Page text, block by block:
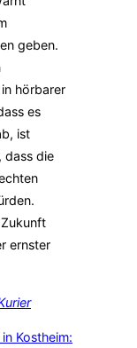
geben.
hörbarer
es
ist
dass die
ernster
Kostheim: